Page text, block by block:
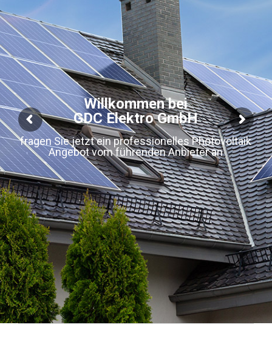
Willkommen bei
GDC Elektro GmbH
fragen Sie jetzt ein professionelles Photovoltaik
Angebot vom führenden Anbieter an